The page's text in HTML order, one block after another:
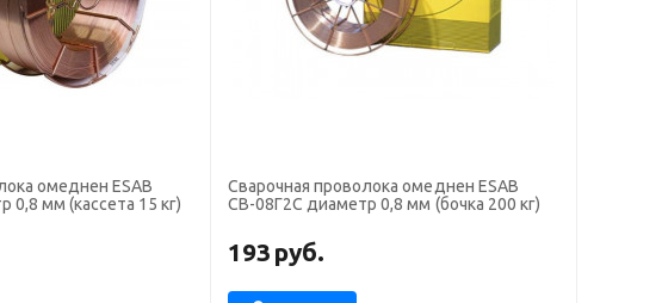
омеднен ESAB
0,8 мм (кассета 15 кг)
Сварочная проволока омеднен ESAB
СВ-08Г2С диаметр 0,8 мм (бочка 200 кг)
193 руб.